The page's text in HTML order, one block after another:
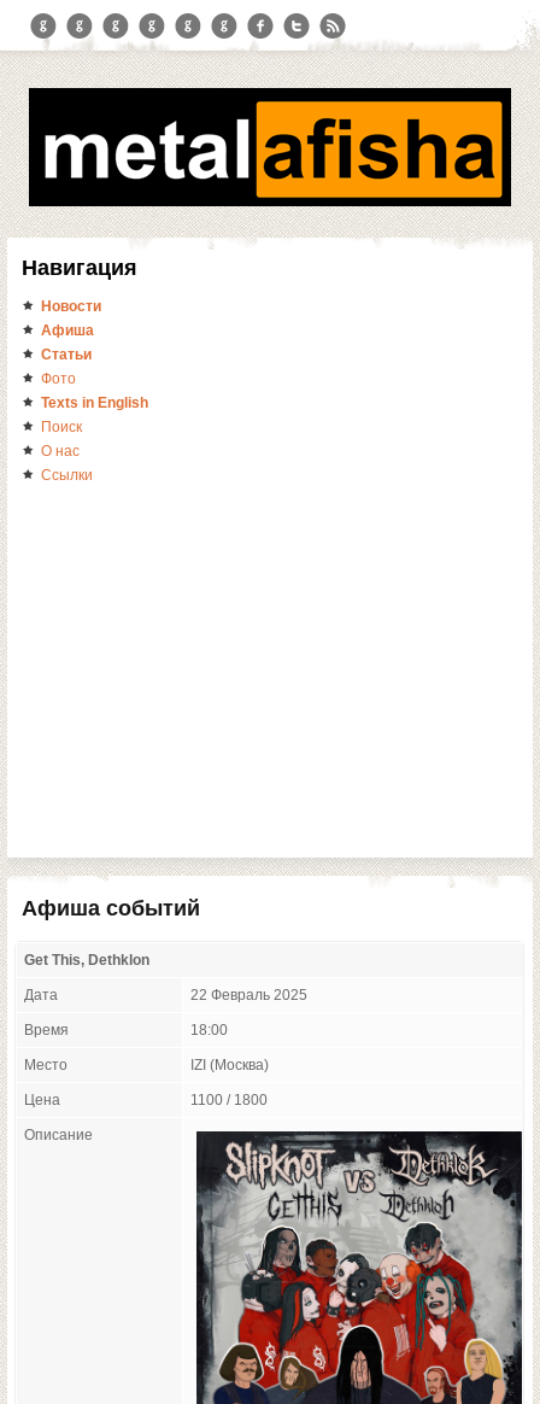
Навигация
Новости
Афиша
Статьи
Фото
Texts in English
Поиск
О нас
Ссылки
Афиша событий
Get This, Dethklon
Дата 22 Февраль 2025
Время 18:00
Место IZI (Москва)
Цена 1100 / 1800
Описание